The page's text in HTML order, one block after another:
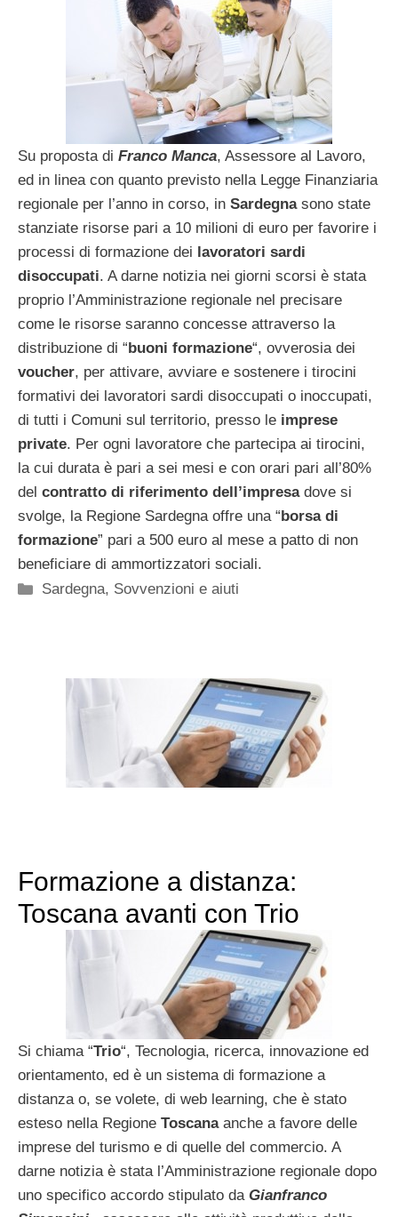
Su proposta di Franco Manca, Assessore al Lavoro,
ed in linea con quanto previsto nella Legge Finanziaria
regionale per l’anno in corso, in Sardegnasono state
stanziate risorse pari a 10 milioni di euro per favorire i
processi di formazione dei lavoratori sardi
disoccupati. A darne notizia nei giorni scorsi è stata
proprio l’Amministrazione regionale nel precisare
come le risorse saranno concesse attraverso la
distribuzione di “ buoni formazione“, ovverosia dei
voucher, per attivare, avviare e sostenere i tirocini
formativi dei lavoratori sardi disoccupati o inoccupati,
di tutti i Comuni sul territorio, presso le imprese
private. Per ogni lavoratore che partecipa ai tirocini,
la cui durata è pari a sei mesi e con orari pari all’80%
del contratto di riferimento dell’impresadove si
svolge, la Regione Sardegna offre una “ borsa di
formazione” pari a 500 euro al mese a patto di non
beneficiare di ammortizzatori sociali.
Categorie
Sardegna, Sovvenzioni e aiuti
Formazione a distanza:
Toscana avanti con Trio
Si chiama “Trio“, Tecnologia, ricerca, innovazione ed
orientamento, ed è un sistema di formazione a
distanza o, se volete, di web learning, che è stato
esteso nella Regione Toscanaanche a favore delle
imprese del turismo e di quelle del commercio. A
darne notizia è stata l’Amministrazione regionale dopo
uno specifico accordo stipulato da Gianfranco